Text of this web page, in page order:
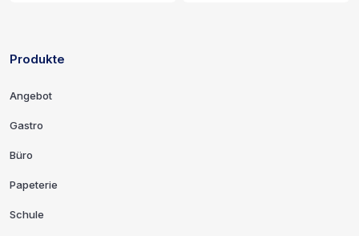
Links und Kontaktinformationen
Produkte
Angebot
Gastro
Büro
Papeterie
Schule